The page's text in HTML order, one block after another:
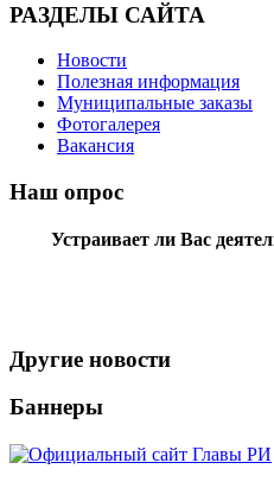
РАЗДЕЛЫ САЙТА
Новости
Полезная информация
Муниципальные заказы
Фотогалерея
Вакансия
Наш опрос
Устраивает ли Вас
Другие новости
Баннеры